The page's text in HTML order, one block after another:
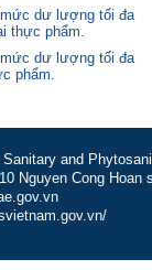
dư lượng tối đa
thực phẩm.
dư lượng tối đa
phẩm.
and
Nguyen Cong Hoan